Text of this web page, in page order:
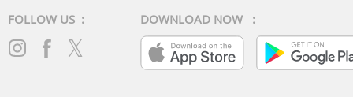
FOLLOW US : DOWNLOAD NOW :